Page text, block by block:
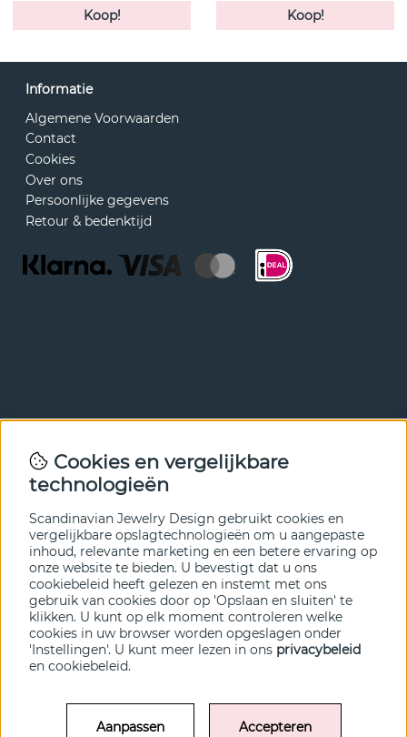
Koop!
Koop!
Informatie
Algemene Voorwaarden
Contact
Cookies
Over ons
Persoonlijke gegevens
Retour & bedenktijd
Met onze nieuwsbrief ben je als eerste op de hoogte van
nieuws en aanbiedingen. Meld je hieronder aan.
VERZENDEN
Cookies en vergelijkbare
technologieën
Scandinavian Jewelry Design gebruikt cookies en
vergelijkbare opslagtechnologieën om u aangepaste
inhoud, relevante marketing en een betere ervaring op
onze website te bieden. U bevestigt dat u ons
cookiebeleid heeft gelezen en instemt met ons
gebruik van cookies door op 'Opslaan en sluiten' te
klikken. U kunt op elk moment controleren welke
cookies in uw browser worden opgeslagen onder
'Instellingen'. U kunt meer lezen in ons privacybeleid
en cookiebeleid.
Aanpassen Accepteren